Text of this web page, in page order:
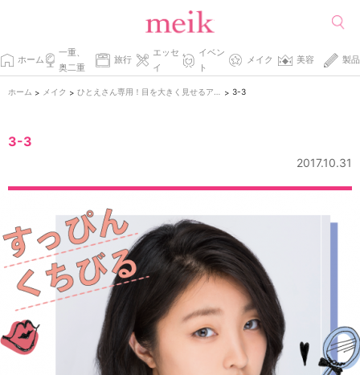
ホーム
一重、
奥二重
旅行
エッセ
イ
イベン
ト
メイク 美容 製品
ホーム > メイク > > 3-3
3-3
2017.10.31